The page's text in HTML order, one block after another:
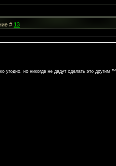
#13
угодно, но никогда не дадут сделать это другим ™